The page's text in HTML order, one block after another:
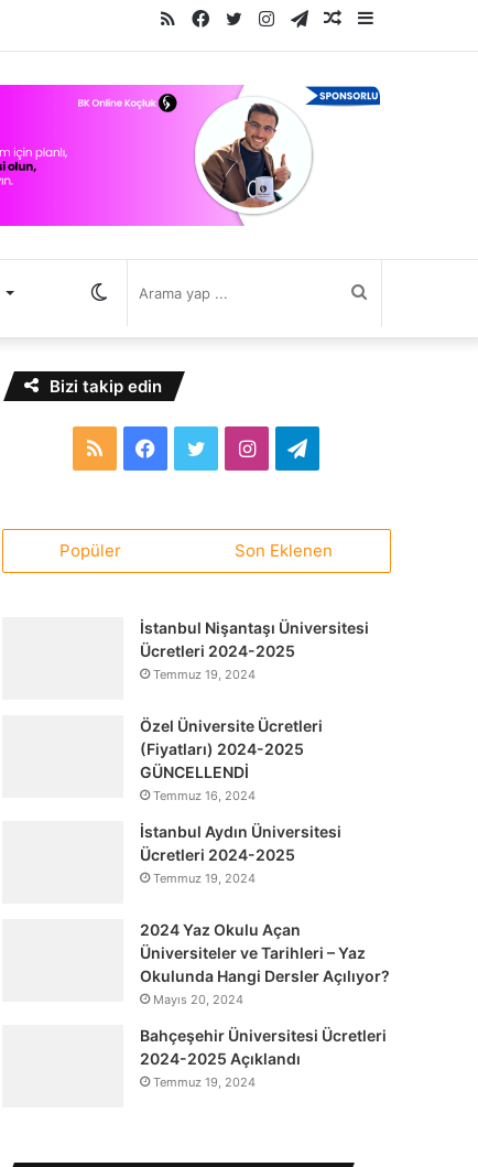
Kenar
Bölmesi
Rastgele
Makale
Telegram
Instagram
Twitter
Facebook
RSS
değiştir
Bizi takip edin
RSS Facebook
TwitterInstagramTelegram
Popüler Son Eklenen
İstanbul Nişantaşı Üniversitesi
Ücretleri 2024-2025
Temmuz 19, 2024
Özel Üniversite Ücretleri
(Fiyatları) 2024-2025
GÜNCELLENDİ
Temmuz 16, 2024
İstanbul Aydın Üniversitesi
Ücretleri 2024-2025
Temmuz 19, 2024
2024 Yaz Okulu Açan
Üniversiteler ve Tarihleri – Yaz
Okulunda Hangi Dersler Açılıyor?
Mayıs 20, 2024
Bahçeşehir Üniversitesi Ücretleri
2024-2025 Açıklandı
Temmuz 19, 2024